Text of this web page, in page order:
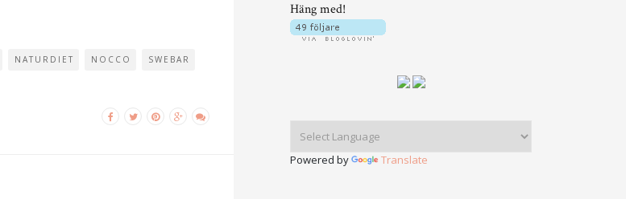
NATURDIET NOCCO SWEBAR
Häng med!
Powered by Translate